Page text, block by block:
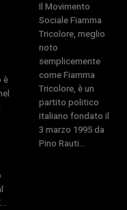
è
Il Movimento
Sociale Fiamma
Tricolore, meglio
noto
semplicemente
come Fiamma
Tricolore, è un
partito politico
italiano fondato il
3 marzo 1995 da
Pino Rauti...